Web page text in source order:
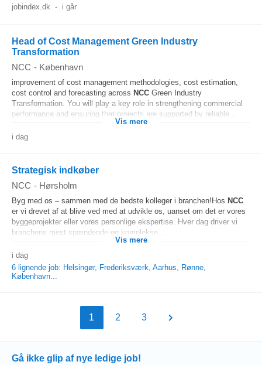
jobindex.dk - i går
Head of Cost Management Green Industry
Transformation
NCC - København
improvement of cost management methodologies, cost estimation,
cost control and forecasting across NCC Green Industry
Transformation. You will play a key role in strengthening commercial
performance and ensuring that projects are supported by reliable...
Vis mere
i dag
Strategisk indkøber
NCC - Hørsholm
Byg med os – sammen med de bedste kolleger i branchen!Hos NCC
er vi drevet af at blive ved med at udvikle os, uanset om det er vores
byggeprojekter eller vores personlige ekspertise. Hver dag driver vi
branchens mest spændende og komplekse...
Vis mere
i dag
6 lignende job: Helsingør, Frederiksværk, Aarhus, Rønne,
København...
1 2 3
Gå ikke glip af nye ledige job!